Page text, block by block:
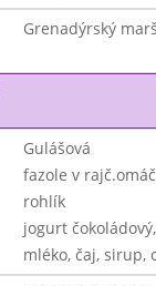
Grenadýrský
Gulášová
fazole v
rohlík
jogurt
mléko, čaj, sirup,